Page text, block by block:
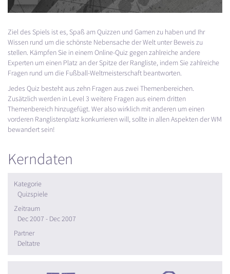
Ziel des Spiels ist es, Spaß am Quizzen und Gamen zu haben und Ihr
Wissen rund um die schönste Nebensache der Welt unter Beweis zu
stellen. Kämpfen Sie in einem Online-Quiz gegen zahlreiche andere
Experten um einen Platz an der Spitze der Rangliste, indem Sie zahlreiche
Fragen rund um die Fußball-Weltmeisterschaft beantworten.
Jedes Quiz besteht aus zehn Fragen aus zwei Themenbereichen.
Zusätzlich werden in Level 3 weitere Fragen aus einem dritten
Themenbereich hinzugefügt. Wer also wirklich mit anderen um einen
vorderen Ranglistenplatz konkurrieren will, sollte in allen Aspekten der WM
bewandert sein!
Kerndaten
Kategorie
Quizspiele
Zeitraum
Dec 2007 - Dec 2007
Partner
Deltatre